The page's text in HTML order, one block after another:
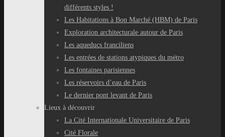
différents styles !
Les Habitations à Bon Marché (HBM) de Paris
Exploration architecturale autour de Paris
Les aqueducs franciliens
Les entrées de stations atypiques du métro
Les fontaines parisiennes
Les réservoirs d’eau de Paris
Le dernier pont levant de Paris
Lieux à découvrir
La Cité Internationale Universitaire de Paris
Cité Florale